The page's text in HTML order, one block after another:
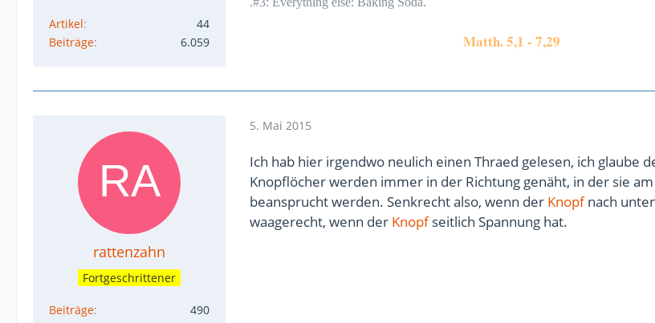
Artikel
44
Beiträge
6.059 Matth. 5,1 - 7,29
rattenzahn
Fortgeschrittener
Beiträge 490
5. Mai 2015
Ich hab hier irgendwo neulich einen Thraed gelesen, ich glaube
Knopflöcher werden immer in der Richtung genäht, in der sie
beansprucht werden. Senkrecht also, wenn der Knopfnach
waagerecht, wenn der Knopfseitlich Spannung hat.